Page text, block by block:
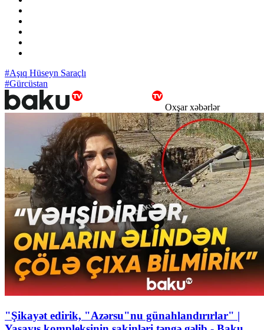
#Aşıq Hüseyn Saraçlı
#Gürcüstan
Oxşar xəbərlər
"Şikayət edirik, "Azərsu"nu günahlandırırlar" |